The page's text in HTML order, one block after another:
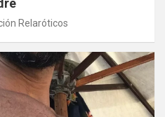
Relaróticos